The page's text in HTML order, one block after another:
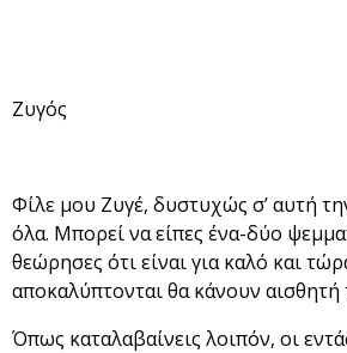
Ζυγός
Φίλε μου Ζυγέ, δυστυχώς σ’ αυτή
όλα. Μπορεί να είπες ένα-δύο
θεώρησες ότι είναι για καλό και
αποκαλύπτονται θα κάνουν
Όπως καταλαβαίνεις λοιπόν, οι